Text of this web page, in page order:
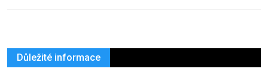
Důležité informace